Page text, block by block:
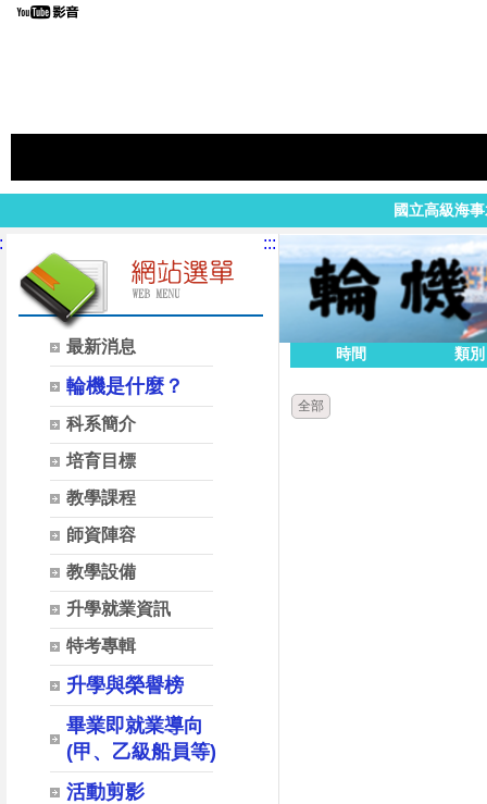
國立高級海
最新消息
輪機是什麼？
科系簡介
培育目標
教學課程
師資陣容
教學設備
升學就業資訊
特考專輯
升學與榮譽榜
畢業即就業導向
(甲、乙級船員等)
活動剪影
:::
時間 類別
全部